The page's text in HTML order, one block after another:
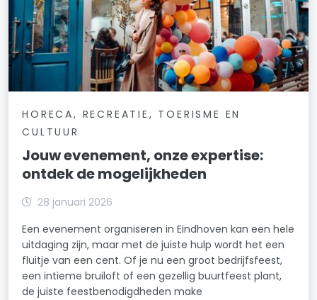
HORECA, RECREATIE, TOERISME EN
CULTUUR
Jouw evenement, onze expertise:
ontdek de mogelijkheden
28 januari 2026
Een evenement organiseren in Eindhoven kan een hele
uitdaging zijn, maar met de juiste hulp wordt het een
fluitje van een cent. Of je nu een groot bedrijfsfeest,
een intieme bruiloft of een gezellig buurtfeest plant,
de juiste feestbenodigdheden make